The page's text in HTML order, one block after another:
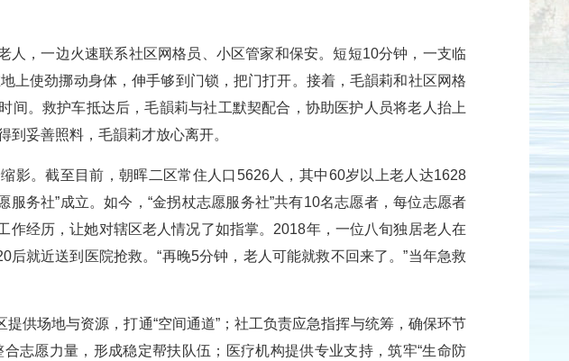
人，一边火速联系社区网格员、小区管家和保安。短短10分钟，一支临
上使劲挪动身体，伸手够到门锁，把门打开。接着，毛韻莉和社区网格
间。救护车抵达后，毛韻莉与社工默契配合，协助医护人员将老人抬上
妥善照料，毛韻莉才放心离开。
影。截至目前，朝晖二区常住人口5626人，其中60岁以上老人达1628
务社”成立。如今，“金拐杖志愿服务社”共有10名志愿者，每位志愿者
经历，让她对辖区老人情况了如指掌。2018年，一位八旬独居老人在
就近送到医院抢救。“再晚5分钟，老人可能就救不回来了。”当年急救
供场地与资源，打通“空间通道”；社工负责应急指挥与统筹，确保环节
合志愿力量，形成稳定帮扶队伍；医疗机构提供专业支持，筑牢“生命防